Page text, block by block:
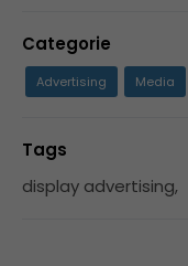
Categorie
Advertising Media
Tags
display advertising,